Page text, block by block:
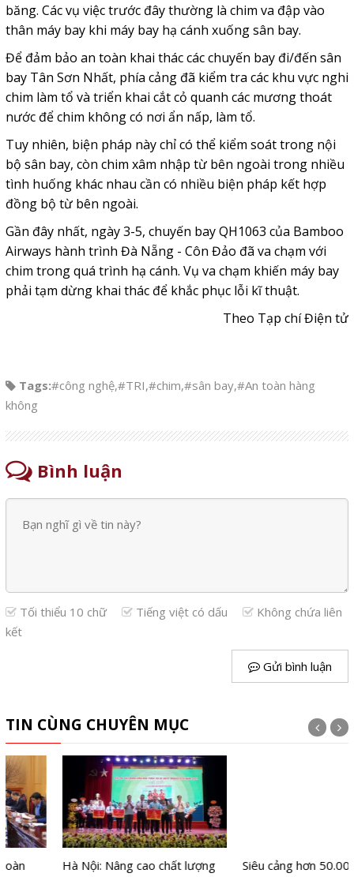
băng. Các vụ việc trước đây thường là chim va đập vào
thân máy bay khi máy bay hạ cánh xuống sân bay.
Để đảm bảo an toàn khai thác các chuyến bay đi/đến sân
bay Tân Sơn Nhất, phía cảng đã kiểm tra các khu vực nghi
chim làm tổ và triển khai cắt cỏ quanh các mương thoát
nước để chim không có nơi ẩn nấp, làm tổ.
Tuy nhiên, biện pháp này chỉ có thể kiểm soát trong nội
bộ sân bay, còn chim xâm nhập từ bên ngoài trong nhiều
tình huống khác nhau cần có nhiều biện pháp kết hợp
đồng bộ từ bên ngoài.
Gần đây nhất, ngày 3-5, chuyến bay QH1063 của Bamboo
Airways hành trình Đà Nẵng - Côn Đảo đã va chạm với
chim trong quá trình hạ cánh. Vụ va chạm khiến máy bay
phải tạm dừng khai thác để khắc phục lỗi kĩ thuật.
Theo Tạp chí Điện tử
Tags:#công nghệ,#TRI,#chim,#sân bay,#An toàn hàng
không
Bình luận
Tối thiểu 10 chữ Tiếng việt có dấu
Không chứa liên
kết
Gửi bình luận
TIN CÙNG CHUYÊN MỤC
Hà Nội: Nâng cao chất lượng Siêu cảng hơn 50.000 tỷ sẽ